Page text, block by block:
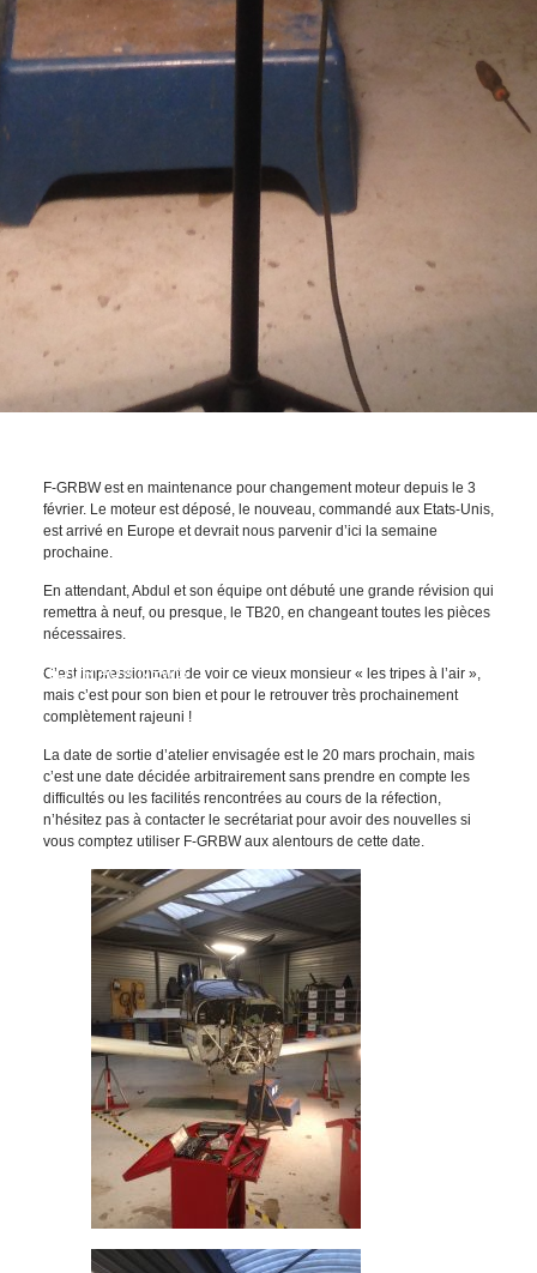
RETOUR AUX NEWS
F-GRBW est en maintenance pour changement moteur depuis le 3
février. Le moteur est déposé, le nouveau, commandé aux Etats-Unis,
est arrivé en Europe et devrait nous parvenir d’ici la semaine
prochaine.
En attendant, Abdul et son équipe ont débuté une grande révision qui
remettra à neuf, ou presque, le TB20, en changeant toutes les pièces
nécessaires.
C’est impressionnant de voir ce vieux monsieur « les tripes à l’air »,
mais c’est pour son bien et pour le retrouver très prochainement
complètement rajeuni !
La date de sortie d’atelier envisagée est le 20 mars prochain, mais
c’est une date décidée arbitrairement sans prendre en compte les
difficultés ou les facilités rencontrées au cours de la réfection,
n’hésitez pas à contacter le secrétariat pour avoir des nouvelles si
vous comptez utiliser F-GRBW aux alentours de cette date.